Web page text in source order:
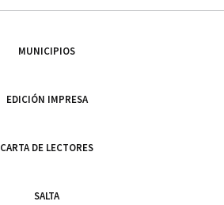
MUNICIPIOS
EDICIÓN IMPRESA
CARTA DE LECTORES
SALTA